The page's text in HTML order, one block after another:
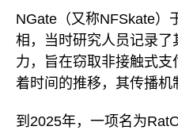
NGate（又称NFSkate）
相，当时研究人员记录
力，旨在窃取非接触式
着时间的推移，其传播机
到2025年，一项名为